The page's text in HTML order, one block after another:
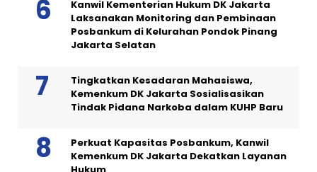
Kanwil Kementerian Hukum DK Jakarta
Laksanakan Monitoring dan Pembinaan
Posbankum di Kelurahan Pondok Pinang
Jakarta Selatan
Tingkatkan Kesadaran Mahasiswa,
Kemenkum DK Jakarta Sosialisasikan
Tindak Pidana Narkoba dalam KUHP Baru
Perkuat Kapasitas Posbankum, Kanwil
Kemenkum DK Jakarta Dekatkan Layanan